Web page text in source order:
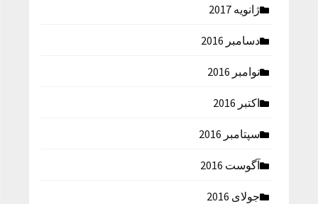
ژانویه 2017
دسامبر 2016
نوامبر 2016
اکتبر 2016
سپتامبر 2016
آگوست 2016
جولای 2016